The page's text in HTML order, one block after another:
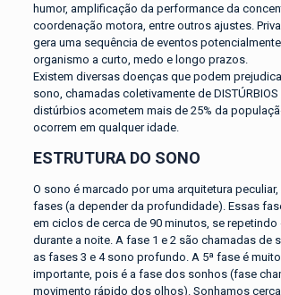
humor, amplificação da performance da
coordenação motora, entre outros ajustes.
gera uma sequência de eventos
organismo a curto, medo e longo prazos.
Existem diversas doenças que podem
sono, chamadas coletivamente de DISTÚRBIOS
distúrbios acometem mais de 25% da
ocorrem em qualquer idade.
ESTRUTURA DO SONO
O sono é marcado por uma arquitetura
fases (a depender da profundidade). Essas
em ciclos de cerca de 90 minutos, se repetindo
durante a noite. A fase 1 e 2 são chamadas de
as fases 3 e 4 sono profundo. A 5ª fase é
importante, pois é a fase dos sonhos (fase
movimento rápido dos olhos). Sonhamos